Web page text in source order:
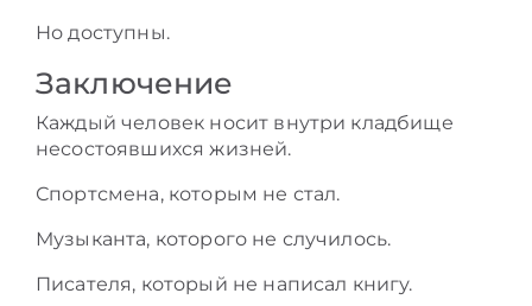
Но доступны.
Заключение
Каждый человек носит внутри кладбище
несостоявшихся жизней.
Спортсмена, которым не стал.
Музыканта, которого не случилось.
Писателя, который не написал книгу.